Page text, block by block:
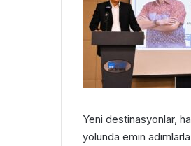
Yeni destinasyonlar,
yolunda emin